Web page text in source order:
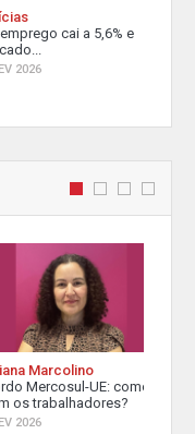
cai a 5,6% e
2026
Marcolino
Mercosul-UE: como
os trabalhadores?
2026